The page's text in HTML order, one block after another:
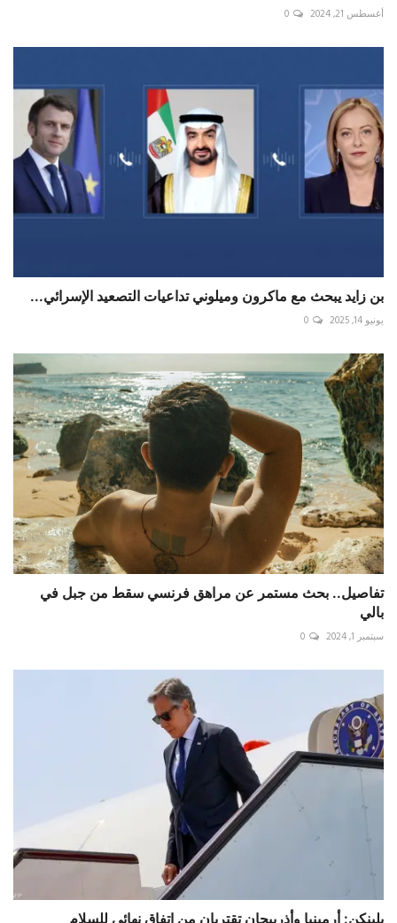
أغسطس 21, 2024 0
بن زايد يبحث مع ماكرون وميلوني تداعيات التصعيد الإسرائي...
يونيو 14, 2025 0
تفاصيل.. بحث مستمر عن مراهق فرنسي سقط من جبل في
بالي
سبتمبر 1, 2024 0
بلينكن: أرمينيا وأذربيجان تقتربان من اتفاق نهائي للسلام